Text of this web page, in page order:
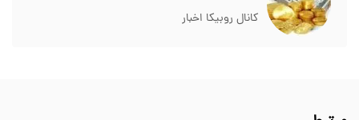
کانال روبیکا اخبار